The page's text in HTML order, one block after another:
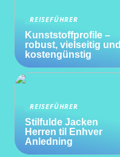
REISEFÜHRER
Kunststoffprofile –
robust, vielseitig und
kostengünstig
REISEFÜHRER
Stilfulde Jacken
Herren til Enhver
Anledning